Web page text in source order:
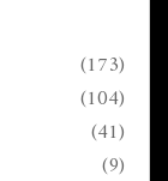
(173)
(104)
(41)
(9)